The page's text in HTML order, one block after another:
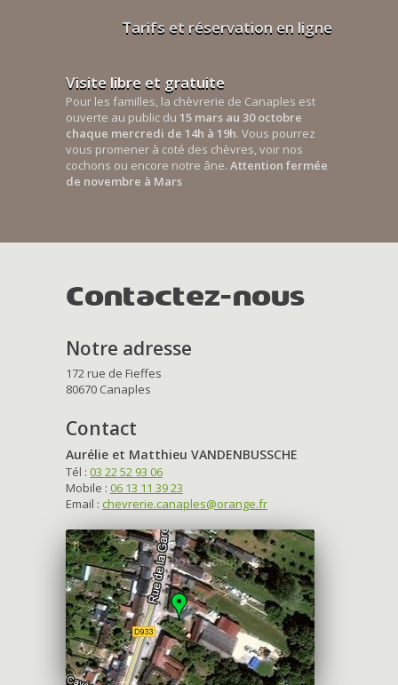
Tarifs et réservation en ligne
Visite libre et gratuite
Pour les familles, la chèvrerie de Canaples est
ouverte au public du 15 mars au 30 octobre
chaque mercredi de 14h à 19h. Vous pourrez
vous promener à coté des chèvres, voir nos
cochons ou encore notre âne. Attention fermée
de novembre à Mars
Contactez-nous
Notre adresse
172 rue de Fieffes
80670 Canaples
Contact
Aurélie et Matthieu VANDENBUSSCHE
Tél : 03 22 52 93 06
Mobile : 06 13 11 39 23
Email : chevrerie.canaples@orange.fr